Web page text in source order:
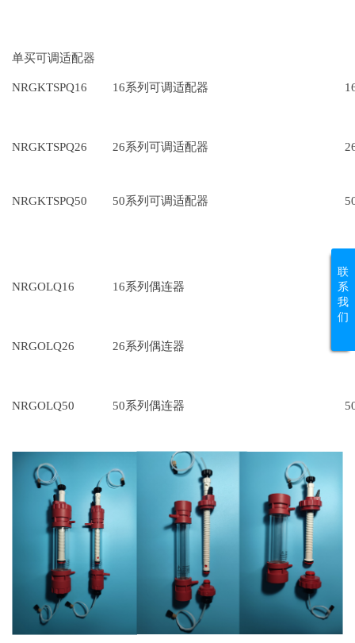
单买可调适配器
NRGKTSPQ16 16系列可调适配器
NRGKTSPQ26 26系列可调适配器
NRGKTSPQ50 50系列可调适配器
NRGOLQ16 16系列偶连器
NRGOLQ26 26系列偶连器
NRGOLQ50 50系列偶连器
联
系
我
们